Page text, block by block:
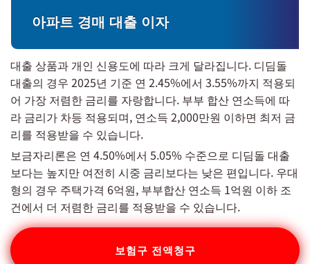
아파트 경매 대출 이자
대출 상품과 개인 신용도에 따라 크게 달라집니다. 디딤돌
대출의 경우 2025년 기준 연 2.45%에서 3.55%까지 적용되
어 가장 저렴한 금리를 자랑합니다. 부부 합산 연소득에 따
라 금리가 차등 적용되며, 연소득 2,000만원 이하면 최저 금
리를 적용받을 수 있습니다.
보금자리론은 연 4.50%에서 5.05% 수준으로 디딤돌 대출
보다는 높지만 여전히 시중 금리보다는 낮은 편입니다. 우대
형의 경우 주택가격 6억원, 부부합산 연소득 1억원 이하 조
건에서 더 저렴한 금리를 적용받을 수 있습니다.
보험구 전액청구